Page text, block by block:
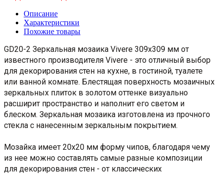
Описание
Характеристики
Похожие товары
GD20-2 Зеркальная мозаика Vivere 309x309 мм от
известного производителя Vivere - это отличный выбор
для декорирования стен на кухне, в гостиной, туалете
или ванной комнате. Блестящая поверхность мозаичных
зеркальных плиток в золотом оттенке визуально
расширит пространство и наполнит его светом и
блеском. Зеркальная мозаика изготовлена из прочного
стекла с нанесенным зеркальным покрытием.
Мозайка имеет 20x20 мм форму чипов, благодаря чему
из нее можно составлять самые разные композиции
для декорирования стен - от классических